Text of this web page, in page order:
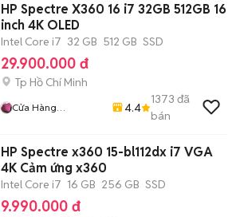
HP Spectre X360 16 i7 32GB 512GB 16
inch 4K OLED
Intel Core i7 32 GB 512 GB SSD
29.900.000 đ
Tp Hồ Chí Minh
Cửa Hàng
4.4
1373 đã
bán
HP Spectre x360 15-bl112dx i7 VGA
4K Cảm ứng x360
Intel Core i7 16 GB 256 GB SSD
9.990.000 đ